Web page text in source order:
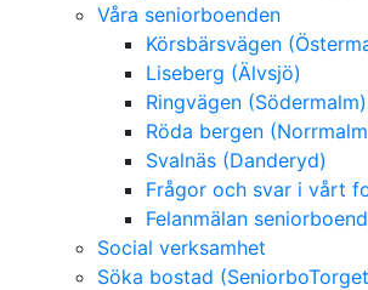
Våra seniorboenden
Körsbärsvägen
Liseberg (Älvsjö)
Ringvägen (Södermalm)
Röda bergen
Svalnäs (Danderyd)
Frågor och svar i vårt
Felanmälan
Social verksamhet
Söka bostad